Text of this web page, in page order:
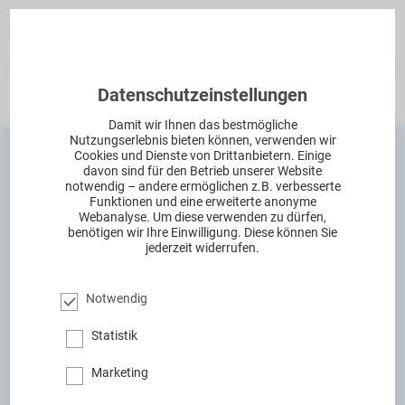
Kapitel
Shuntinfektion: Wie sie entsteht
und wie sie verhindert werden
Datenschutzeinstellungen
Damit wir Ihnen das bestmögliche
Nutzungserlebnis bieten können, verwenden wir
Cookies und Dienste von Drittanbietern. Einige
davon sind für den Betrieb unserer Website
notwendig – andere ermöglichen z.B. verbesserte
Funktionen und eine erweiterte anonyme
Webanalyse. Um diese verwenden zu dürfen,
benötigen wir Ihre Einwilligung. Diese können Sie
jederzeit widerrufen.
Notwendig
Statistik
Marketing